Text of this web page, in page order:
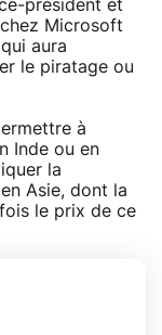
président et
Microsoft
aura
le piratage ou
à
Inde ou en
la
en Asie, dont la
le prix de ce